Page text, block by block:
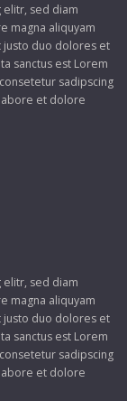
elitr, sed diam
magna aliquyam
justo duo dolores et
sanctus est Lorem
sadipscing
et dolore
elitr, sed diam
magna aliquyam
justo duo dolores et
sanctus est Lorem
sadipscing
et dolore